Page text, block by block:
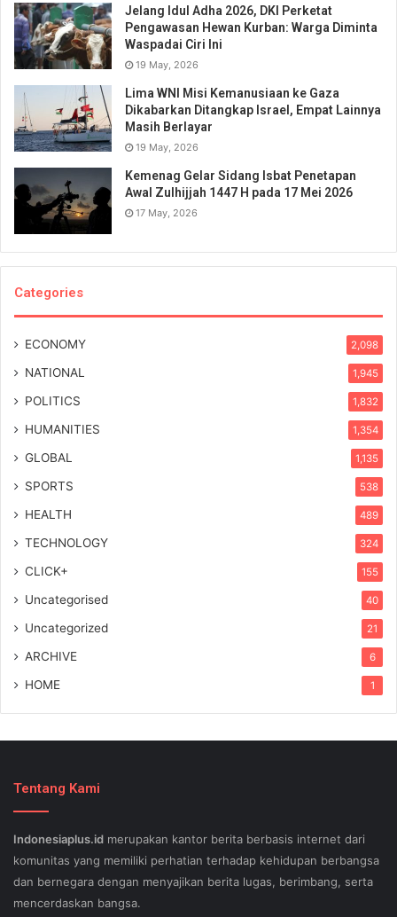
Jelang Idul Adha 2026, DKI Perketat
Pengawasan Hewan Kurban: Warga Diminta
Waspadai Ciri Ini
19 May, 2026
Lima WNI Misi Kemanusiaan ke Gaza
Dikabarkan Ditangkap Israel, Empat Lainnya
Masih Berlayar
19 May, 2026
Kemenag Gelar Sidang Isbat Penetapan
Awal Zulhijjah 1447 H pada 17 Mei 2026
17 May, 2026
Categories
ECONOMY 2,098
NATIONAL 1,945
POLITICS 1,832
HUMANITIES 1,354
GLOBAL 1,135
SPORTS 538
HEALTH 489
TECHNOLOGY 324
CLICK+ 155
Uncategorised 40
Uncategorized 21
ARCHIVE 6
HOME 1
Tentang Kami
Indonesiaplus.id merupakan kantor berita berbasis internet dari
komunitas yang memiliki perhatian terhadap kehidupan berbangsa
dan bernegara dengan menyajikan berita lugas, berimbang, serta
mencerdaskan bangsa.